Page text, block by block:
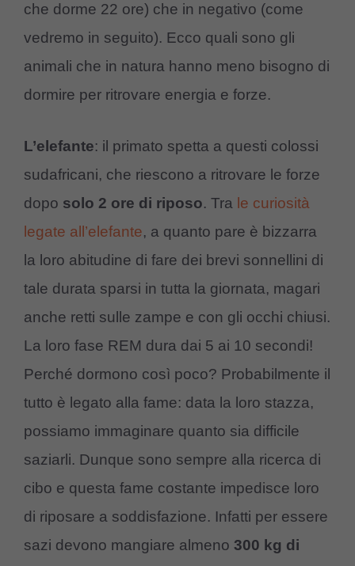
che dorme 22 ore) che in negativo (come
vedremo in seguito). Ecco quali sono gli
animali che in natura hanno meno bisogno di
dormire per ritrovare energia e forze.
L’elefante: il primato spetta a questi colossi
sudafricani, che riescono a ritrovare le forze
dopo solo 2 ore di riposo. Tra le curiosità
legate all’elefante, a quanto pare è bizzarra
la loro abitudine di fare dei brevi sonnellini di
tale durata sparsi in tutta la giornata, magari
anche retti sulle zampe e con gli occhi chiusi.
La loro fase REM dura dai 5 ai 10 secondi!
Perché dormono così poco? Probabilmente il
tutto è legato alla fame: data la loro stazza,
possiamo immaginare quanto sia difficile
saziarli. Dunque sono sempre alla ricerca di
cibo e questa fame costante impedisce loro
di riposare a soddisfazione. Infatti per essere
sazi devono mangiare almeno 300 kg di